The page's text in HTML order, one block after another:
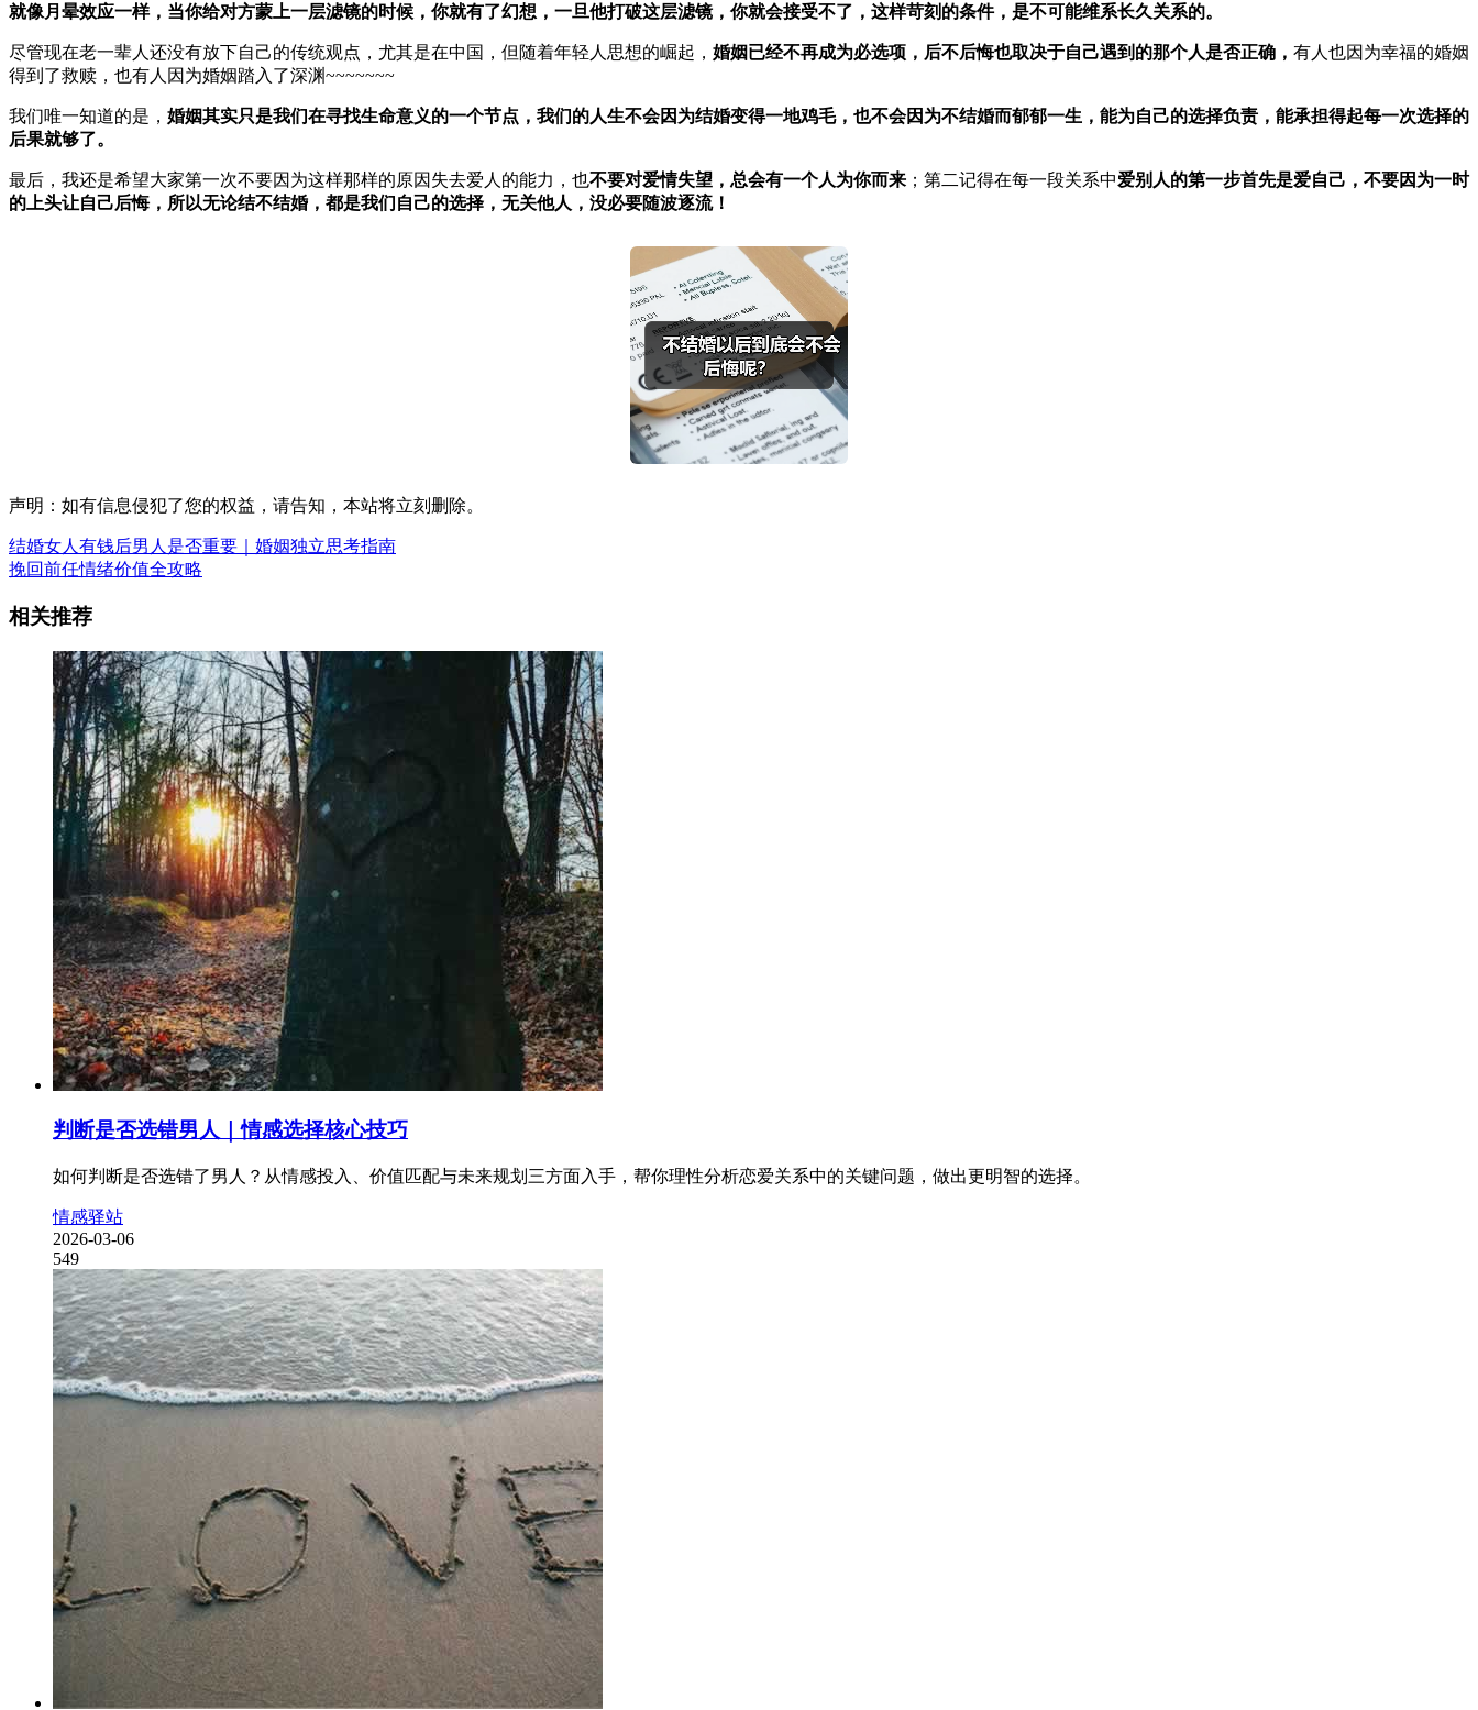
就像月晕效应一样，当你给对方蒙上一层滤镜的时候，你就有了幻想，一旦他打破这层滤镜，你就会接受不了，这样苛刻的条件，是不可能维系长久关系的。
尽管现在老一辈人还没有放下自己的传统观点，尤其是在中国，但随着年轻人思想的崛起， 婚姻已经不再成为必选项，后不后悔也取决于自己遇到的那个人是否正确， 有人也因为幸福的婚姻
得到了救赎，也有人因为婚姻踏入了深渊~~~~~~~
我们唯一知道的是， 婚姻其实只是我们在寻找生命意义的一个节点，我们的人生不会因为结婚变得一地鸡毛，也不会因为不结婚而郁郁一生，能为自己的选择负责，能承担得起每一次选择的
后果就够了。
最后，我还是希望大家第一次不要因为这样那样的原因失去爱人的能力，也不要对爱情失望，总会有一个人为你而来 ；第二记得在每一段关系中爱别人的第一步首先是爱自己，不要因为一时
的上头让自己后悔，所以无论结不结婚，都是我们自己的选择，无关他人，没必要随波逐流！
声明：如有信息侵犯了您的权益，请告知，本站将立刻删除。
结婚女人有钱后男人是否重要｜婚姻独立思考指南
挽回前任情绪价值全攻略
相关推荐
判断是否选错男人｜情感选择核心技巧
如何判断是否选错了男人？从情感投入、价值匹配与未来规划三方面入手，帮你理性分析恋爱关系中的关键问题，做出更明智的选择。
情感驿站
2026-03-06
549